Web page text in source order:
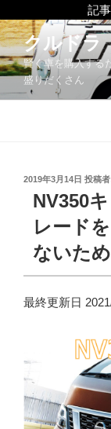
記
コ
ン
テ
ツ
クルドラ
賢く車を購入する
盛りだくさん
投
日:
2019年3月14日 投稿
NV350
レード
ないた
最終更新日